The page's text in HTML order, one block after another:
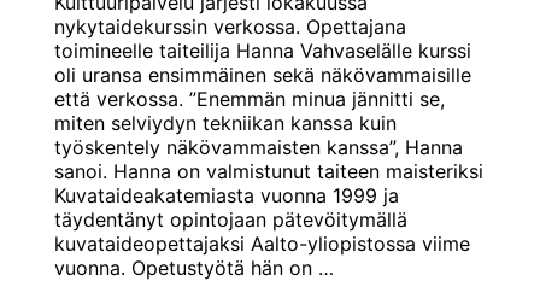
nykytaidekurssin verkossa. Opettajana
toimineelle taiteilija Hanna Vahvaselälle kurssi
oli uransa ensimmäinen sekä näkövammaisille
että verkossa. ”Enemmän minua jännitti se,
miten selviydyn tekniikan kanssa kuin
työskentely näkövammaisten kanssa”, Hanna
sanoi. Hanna on valmistunut taiteen maisteriksi
Kuvataideakatemiasta vuonna 1999 ja
täydentänyt opintojaan pätevöitymällä
kuvataideopettajaksi Aalto-yliopistossa viime
vuonna. Opetustyötä hän on …